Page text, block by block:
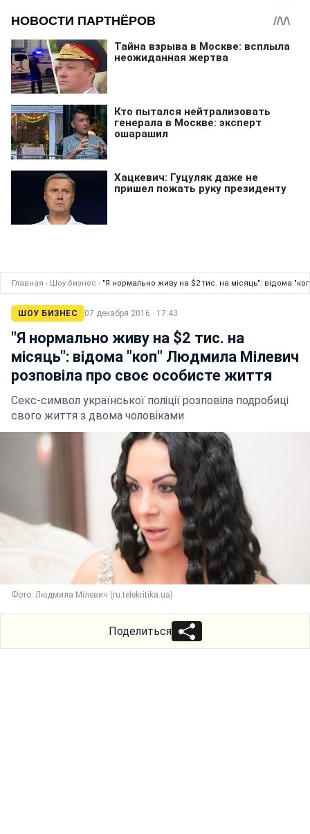
Главная › Шоу бизнес › "Я нормально живу на $2 тис. на місяць": відома
ШОУ БИЗНЕС 07 декабря 2016 · 17:43
"Я нормально живу на $2 тис. на
місяць": відома "коп" Людмила Мілевич
розповіла про своє особисте життя
Секс-символ української поліції розповіла подробиці
свого життя з двома чоловіками
Фото: Людмила Мілевич (ru.telekritika.ua)
Поделиться